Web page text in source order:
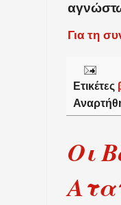
Για τη
Ετικέτες
Οι